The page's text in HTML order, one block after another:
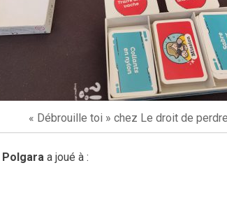
« Débrouille toi » chez Le droit de
Polgara a joué à :